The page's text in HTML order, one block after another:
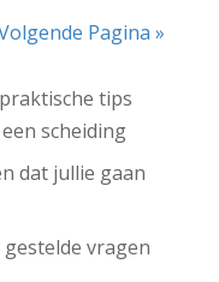
Pagina »
tips
scheiding
dat jullie gaan
vragen